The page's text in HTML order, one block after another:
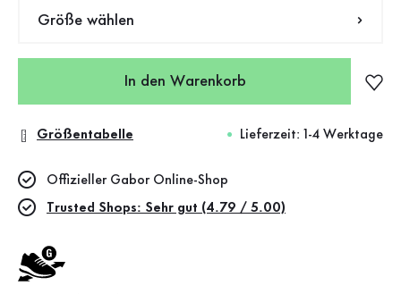
Größe wählen
In den Warenkorb
Größentabelle Lieferzeit: 1-4 Werktage
Offizieller Gabor Online-Shop
Trusted Shops: Sehr gut (4.79 / 5.00)